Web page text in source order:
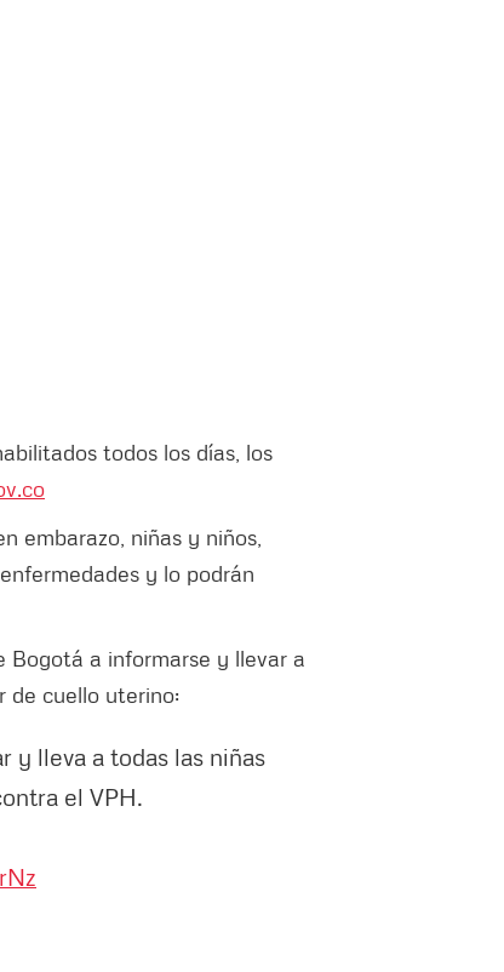
todos los días, los
embarazo, niñas y niños,
y lo podrán
Bogotá a informarse y llevar a
de cuello uterino:
y lleva a todas las niñas
el VPH.